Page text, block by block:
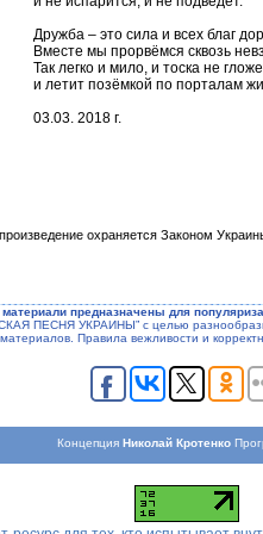
Дружба – это сила и всех благ
Вместе мы прорвёмся сквозь
Так легко и мило, и тоска не
и летит позёмкой по порталам
03.03. 2018 г.
охраняется Законом
предназначены для
ПЕСНЯ УКРАИНЫ” с целью
Правила вежливости и
КонцепцияНиколай Кротенко